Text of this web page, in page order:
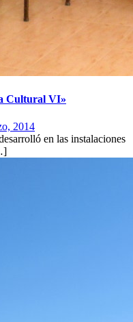
Cultural VI»
2014
en las instalaciones